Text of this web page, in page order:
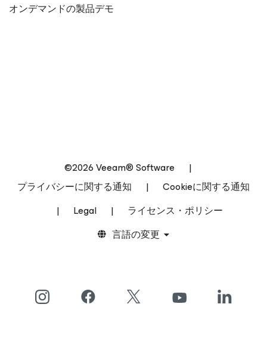
オンデマンドの製品デモ
©2026 Veeam® Software
|
プライバシーに関する通知
|
Cookieに関する通知
|
Legal |
ライセンス・ポリシー
言語の変更